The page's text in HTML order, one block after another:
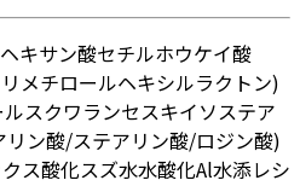
キサン酸セチルホウケイ酸
メチロールヘキシルラクトン)
スクワランセスキイソステア
ン酸/ステアリン酸/ロジン酸)
ス酸化スズ水水酸化Al水添レシ